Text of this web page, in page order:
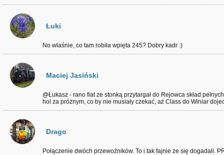
Łuki
No właśnie, co tam robiła wpięta 245? Dobry kadr :)
Maciej Jasiński
@Łukasz - rano fiat ze stonką przytargał do Rejowca skład
hol za próżnym, co by nie musiały czekać, aż Class do Winiar
Drago
Połączenie dwóch przewoźników. To i tak fajnie że się dogadali.